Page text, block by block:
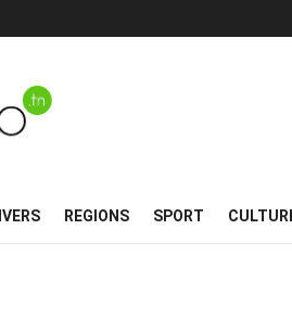
REGIONS SPORT